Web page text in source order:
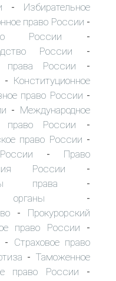
- Избирательное
право России -
России -
России -
права России -
- Конституционное
право России -
- Международное
право России -
право России -
- Право
России -
права -
органы -
- Прокурорский
право России -
- Страховое право
- Таможенное
право России -